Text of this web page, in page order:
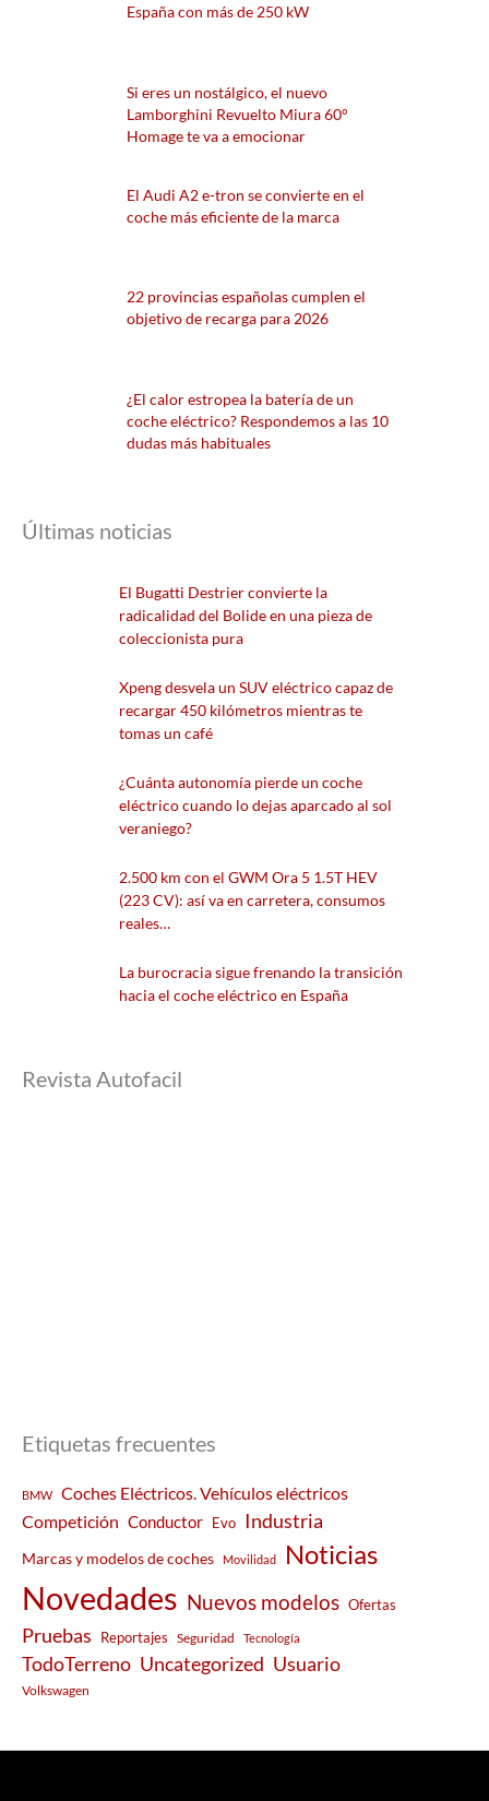
España con más de 250 kW
Si eres un nostálgico, el nuevo
Lamborghini Revuelto Miura 60°
Homage te va a emocionar
El Audi A2 e-tron se convierte en el
coche más eficiente de la marca
22 provincias españolas cumplen el
objetivo de recarga para 2026
¿El calor estropea la batería de un
coche eléctrico? Respondemos a las 10
dudas más habituales
Últimas noticias
El Bugatti Destrier convierte la
radicalidad del Bolide en una pieza de
coleccionista pura
Xpeng desvela un SUV eléctrico capaz de
recargar 450 kilómetros mientras te
tomas un café
¿Cuánta autonomía pierde un coche
eléctrico cuando lo dejas aparcado al sol
veraniego?
2.500 km con el GWM Ora 5 1.5T HEV
(223 CV): así va en carretera, consumos
reales…
La burocracia sigue frenando la transición
hacia el coche eléctrico en España
Revista Autofacil
Etiquetas frecuentes
BMW
Coches Eléctricos. Vehículos eléctricos
Competición Conductor Evo Industria
Marcas y modelos de coches Movilidad Noticias
Novedades Nuevos modelos Ofertas
Pruebas Reportajes Seguridad Tecnología
TodoTerreno Uncategorized Usuario
Volkswagen